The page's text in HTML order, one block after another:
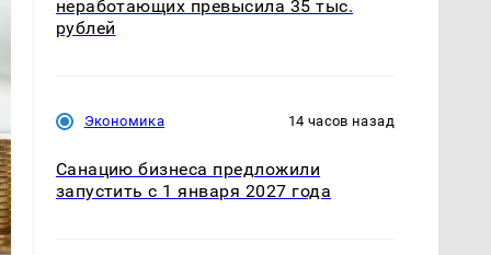
неработающих превысила 35 тыс.
рублей
Экономика 14 часов назад
Санацию бизнеса предложили
запустить с 1 января 2027 года